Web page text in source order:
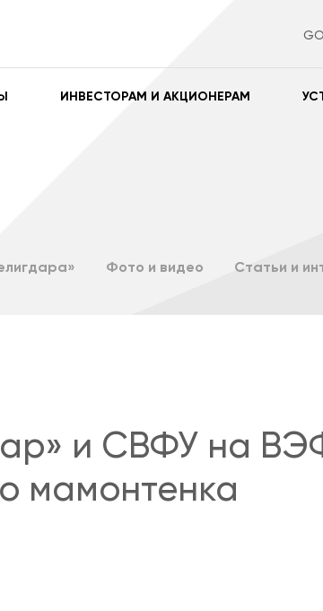
ИНВЕСТОРАМ И АКЦИОНЕРАМ
Фото и видео Статьи и
и СВФУ на
мамонтенка